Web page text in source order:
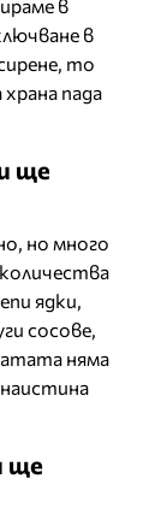
в
в
то
пада
ще
но много
ядки,
сосове,
няма
ще